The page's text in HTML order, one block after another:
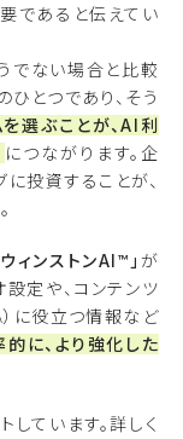
であると伝えてい
でない場合と比較
とつであり、そう
選ぶことが、AI利
につながります。企
投資することが、
ウィンストンAI™」 が
定や、コンテンツ
）に役立つ情報など
に、より強化した
ています。詳しく